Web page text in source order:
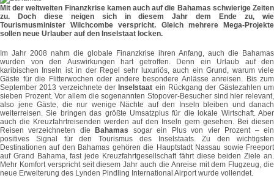
Mit der weltweiten Finanzkrise kamen auch auf die Bahamas schwierige Zeiten
zu. Doch diese neigen sich in diesem Jahr dem Ende zu, wie
Tourismusminister Wilchcombe verspricht. Gleich mehrere Mega-Projekte
sollen neue Urlauber auf den Inselstaat locken.
Im Jahr 2008 nahm die globale Finanzkrise ihren Anfang, auch die Bahamas
wurden von den Auswirkungen hart getroffen. Denn ein Urlaub auf den
karibischen Inseln ist in der Regel sehr luxuriös, auch ein Grund, warum viele
Gäste für die Flitterwochen oder andere besondere Anlässe anreisen. Bis zum
September 2013 verzeichnete derInselstaat ein Rückgang der Gästezahlen um
sieben Prozent. Vor allem die sogenannten Stopover-Besucher sind hier relevant,
also jene Gäste, die nur wenige Nächte auf den Inseln bleiben und danach
weiterreisen. Sie bringen das größte Umsatzplus für die lokale Wirtschaft. Aber
auch die Kreuzfahrtreisenden werden auf den Inseln gern gesehen. Bei diesen
Reisen verzeichneten dieBahamas sogar ein Plus von vier Prozent – ein
positives Signal für den Tourismus des Inselstaats. Zu den wichtigsten
Destinationen auf den Bahamas gehören die Hauptstadt Nassau sowie Freeport
auf Grand Bahama, fast jede Kreuzfahrtgesellschaft fährt diese beiden Ziele an.
Mehr Komfort verspricht seit diesem Jahr auch die Anreise mit dem Flugzeug, die
neue Erweiterung des Lynden Pindling International Airport wurde vollendet.